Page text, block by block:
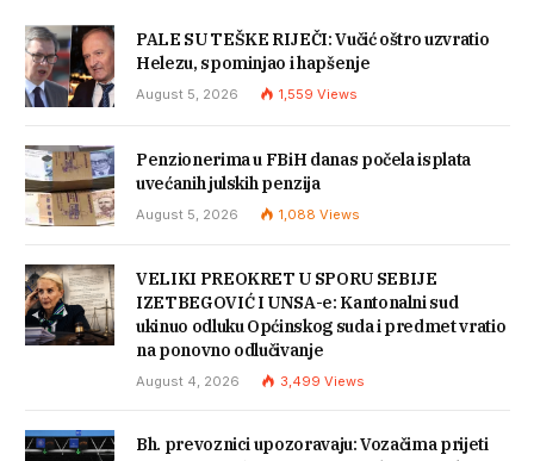
PALE SU TEŠKE RIJEČI: Vučić oštro uzvratio
Helezu, spominjao i hapšenje
August 5, 2026 1,559 Views
Penzionerima u FBiH danas počela isplata
uvećanih julskih penzija
August 5, 2026 1,088 Views
VELIKI PREOKRET U SPORU SEBIJE
IZETBEGOVIĆ I UNSA-e: Kantonalni sud
ukinuo odluku Općinskog suda i predmet vratio
na ponovno odlučivanje
August 4, 2026 3,499 Views
Bh. prevoznici upozoravaju: Vozačima prijeti